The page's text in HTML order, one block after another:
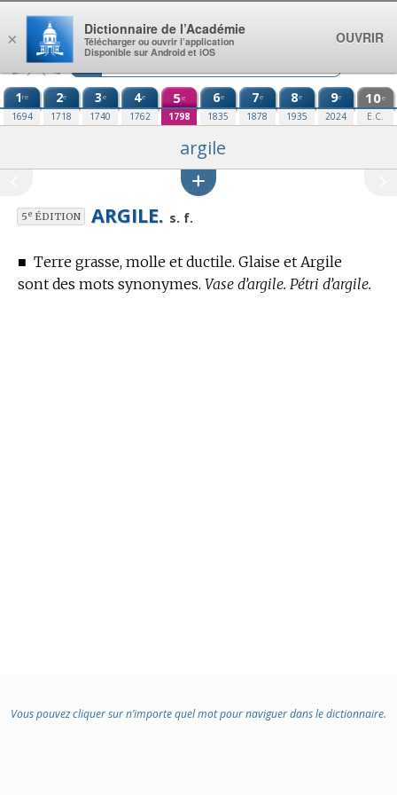
Aller au contenu
1re
1694
2e
1718
3e
1740
4e
1762
5e
1798
6e
1835
7e
1878
8e
1935
9e
2024
10e
E.C.
argile
5eÉDITION ARGILE. s. f.
■ Terre grasse, molle et ductile. Glaise et Argile
sont des mots synonymes. Vase d’argile. Pétri d’argile.
Vous pouvez cliquer sur n’importe quel mot pour naviguer dans le dictionnaire.
×
Dictionnaire de l’Académie
Télécharger ou ouvrir l’application
Disponible sur Android et iOS
OUVRIR